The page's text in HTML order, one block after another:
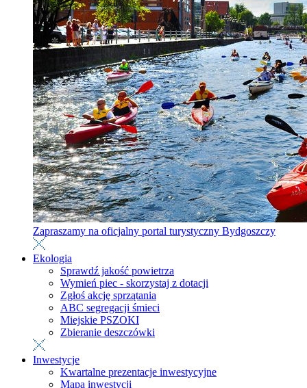
Zapraszamy na oficjalny portal turystyczny Bydgoszczy
Ekologia
Sprawdź jakość powietrza
Wymień piec - skorzystaj z dotacji
Zgłoś akcję sprzątania
ABC segregacji śmieci
Miejskie PSZOKI
Zbieranie deszczówki
Inwestycje
Kwartalne prezentacje inwestycyjne
Mapa inwestycji